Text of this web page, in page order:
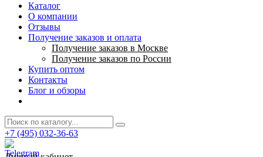
Каталог
О компании
Отзывы
Получение заказов и оплата
Получение заказов в Москве
Получение заказов по России
Купить оптом
Контакты
Блог и обзоры
+7 (495) 032-36-63